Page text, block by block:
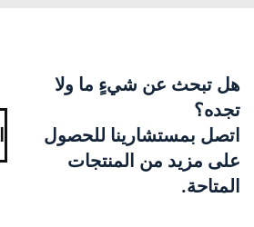
هل تبحث عن شيءٍ ما ولا
تجده؟
اتصل بمستشارينا للحصول
على مزيد من المنتجات
المتاحة.